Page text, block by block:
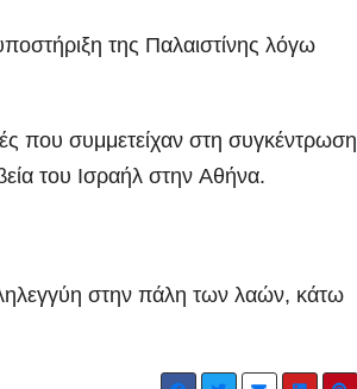
της Παλαιστίνης λόγω
που συμμετείχαν στη συγκέντρωση
του Ισραήλ στην Αθήνα.
στην πάλη των λαών, κάτω